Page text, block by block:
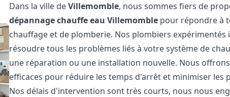
Dans la ville deVillemomble, nous sommes fiers de
dépannage chauffe eau Villemomble pour répondre à
chauffage et de plomberie. Nos plombiers
résoudre tous les problèmes liés à votre système de
une réparation ou une installation nouvelle. Nous
efficaces pour réduire les temps d'arrêt et minimiser
Nos délais d'intervention sont très courts, nous nous